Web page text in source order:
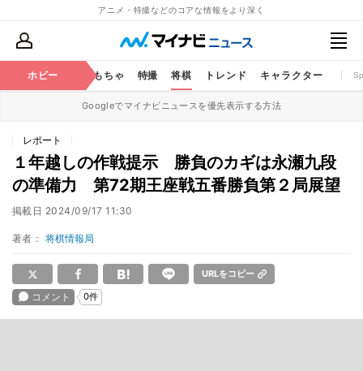
アニメ・特撮などのコアな情報をより深く
ホビー
コミック おもちゃ 特撮 将棋 トレンド キャラクター
Googleでマイナビニュースを優先表示する方法
レポート
１年越しの作戦提示 勝負のカギは永瀬九段
の準備力 第72期王座戦五番勝負第２局展望
掲載日 2024/09/17 11:30
著者： 将棋情報局
URLをコピー